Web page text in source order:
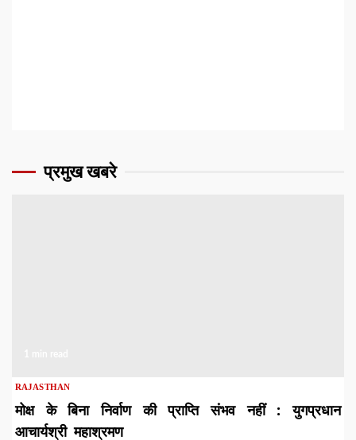
प्रमुख खबरे
RAJASTHAN
मोक्ष के बिना निर्वाण की प्राप्ति संभव नहीं : युगप्रधान
आचार्यश्री महाश्रमण